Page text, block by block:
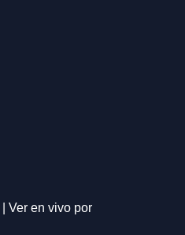
| Ver en vivo por